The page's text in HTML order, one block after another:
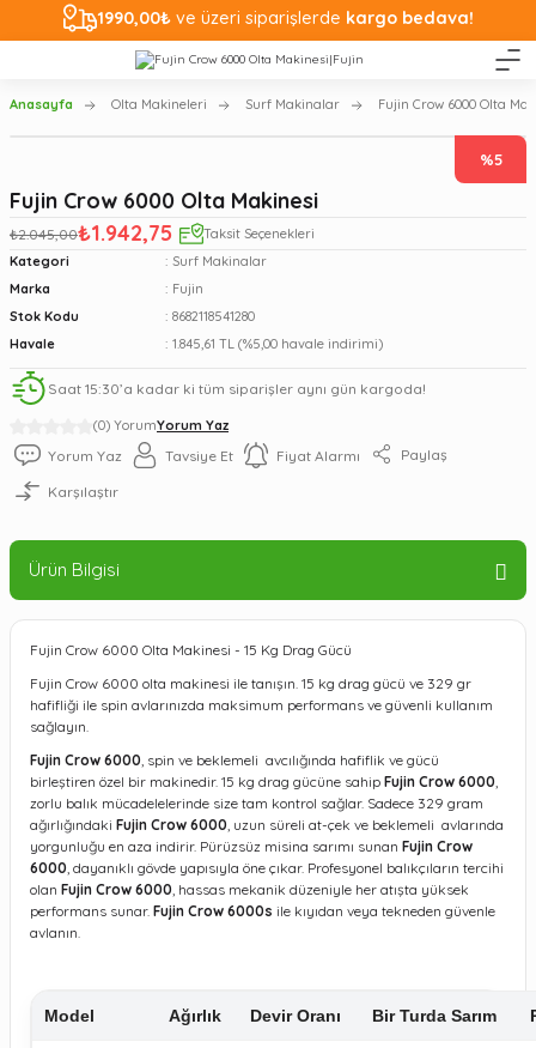
1990,00₺ ve üzeri siparişlerde kargo bedava!
Anasayfa Olta Makineleri Surf Makinalar Fujin Crow 6000 Olta
%5
(0) YorumYorum Yaz
Fujin Crow 6000 Olta Makinesi
₺2.045,00₺1.942,75
Taksit Seçenekleri
Kategori
Surf Makinalar
Marka
Fujin
Stok Kodu
8682118541280
Havale
1.845,61 TL (%5,00 havale indirimi)
Saat 15:30’a kadar ki tüm siparişler aynı gün kargoda!
Yorum Yaz Tavsiye Et Fiyat Alarmı Paylaş
Karşılaştır
Ürün Bilgisi
Fujin Crow 6000 Olta Makinesi - 15 Kg Drag Gücü
Fujin Crow 6000 olta makinesi ile tanışın. 15 kg drag gücü ve 329 gr
hafifliği ile spin avlarınızda maksimum performans ve güvenli kullanım
sağlayın.
Fujin Crow 6000, spin ve beklemeli avcılığında hafiflik ve gücü
birleştiren özel bir makinedir. 15 kg drag gücüne sahip Fujin Crow 6000,
zorlu balık mücadelelerinde size tam kontrol sağlar. Sadece 329 gram
ağırlığındaki Fujin Crow 6000, uzun süreli at-çek ve beklemeli avlarında
yorgunluğu en aza indirir. Pürüzsüz misina sarımı sunan Fujin Crow
6000, dayanıklı gövde yapısıyla öne çıkar. Profesyonel balıkçıların tercihi
olan Fujin Crow 6000, hassas mekanik düzeniyle her atışta yüksek
performans sunar. Fujin Crow 6000s ile kıyıdan veya tekneden güvenle
avlanın.
Model Ağırlık Devir Oranı Bir Turda Sarım